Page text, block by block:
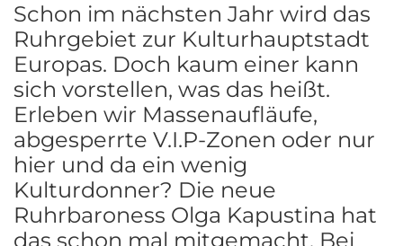
Schon im nächsten Jahr wird das
Ruhrgebiet zur Kulturhauptstadt
Europas. Doch kaum einer kann
sich vorstellen, was das heißt.
Erleben wir Massenaufläufe,
abgesperrte V.I.P-Zonen oder nur
hier und da ein wenig
Kulturdonner? Die neue
Ruhrbaroness Olga Kapustina hat
das schon mal mitgemacht. Bei